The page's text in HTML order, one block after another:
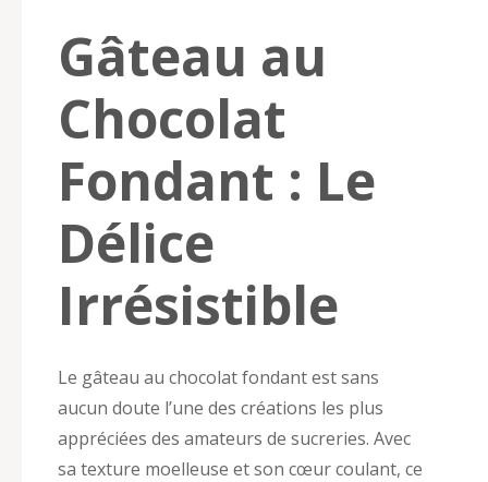
Gâteau au
Chocolat
Fondant : Le
Délice
Irrésistible
Le gâteau au chocolat fondant est sans
aucun doute l’une des créations les plus
appréciées des amateurs de sucreries. Avec
sa texture moelleuse et son cœur coulant, ce